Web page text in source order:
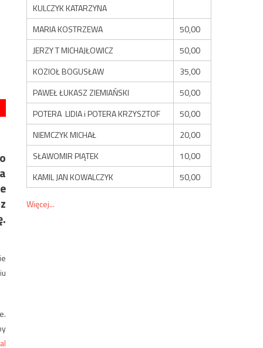
KULCZYK KATARZYNA
MARIA KOSTRZEWA
50,00
JERZY T MICHAJŁOWICZ
50,00
KOZIOŁ BOGUSŁAW
35,00
PAWEŁ ŁUKASZ ZIEMIAŃSKI
50,00
POTERA LIDIA i POTERA KRZYSZTOF
50,00
NIEMCZYK MICHAŁ
20,00
SŁAWOMIR PIĄTEK
10,00
KAMIL JAN KOWALCZYK
50,00
Więcej...